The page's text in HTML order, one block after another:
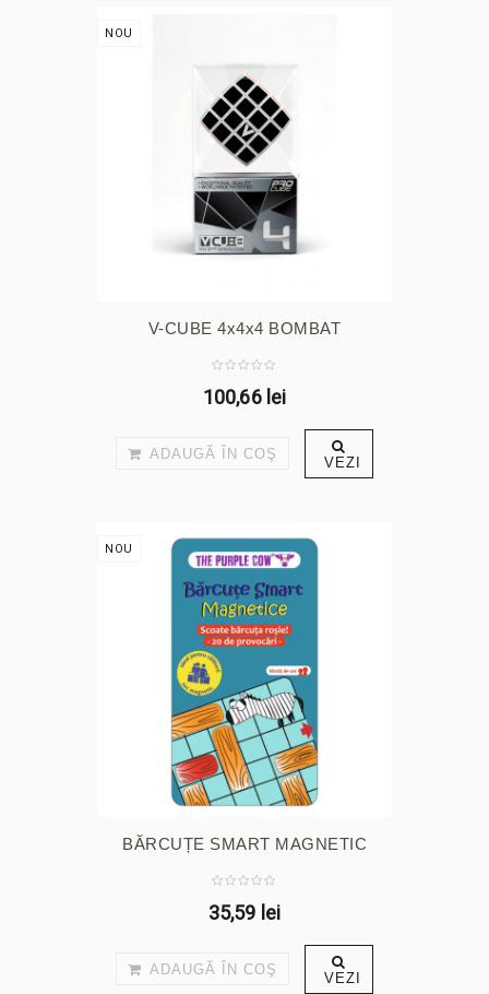
NOU
V-CUBE 4x4x4 BOMBAT
100,66 lei
ADAUGĂ ÎN COŞ VEZI
NOU
BĂRCUȚE SMART MAGNETIC
35,59 lei
ADAUGĂ ÎN COŞ VEZI